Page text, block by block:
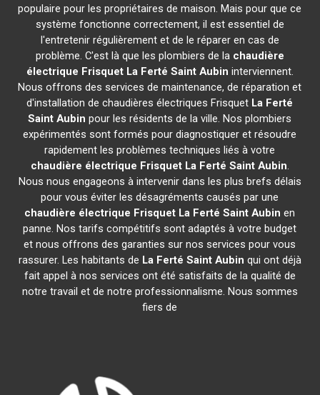
populaire pour les propriétaires de maison. Mais pour que ce
système fonctionne correctement, il est essentiel de
l'entretenir régulièrement et de le réparer en cas de
problème. C'est là que les plombiers de la chaudière
électrique Frisquet La Ferté Saint Aubin interviennent.
Nous offrons des services de maintenance, de réparation et
d'installation de chaudières électriques Frisquet La Ferté
Saint Aubin pour les résidents de la ville. Nos plombiers
expérimentés sont formés pour diagnostiquer et résoudre
rapidement les problèmes techniques liés à votre
chaudière électrique Frisquet La Ferté Saint Aubin.
Nous nous engageons à intervenir dans les plus brefs délais
pour vous éviter les désagréments causés par une
chaudière électrique Frisquet La Ferté Saint Aubin en
panne. Nos tarifs compétitifs sont adaptés à votre budget
et nous offrons des garanties sur nos services pour vous
rassurer. Les habitants de La Ferté Saint Aubin qui ont déjà
fait appel à nos services ont été satisfaits de la qualité de
notre travail et de notre professionnalisme. Nous sommes
fiers de